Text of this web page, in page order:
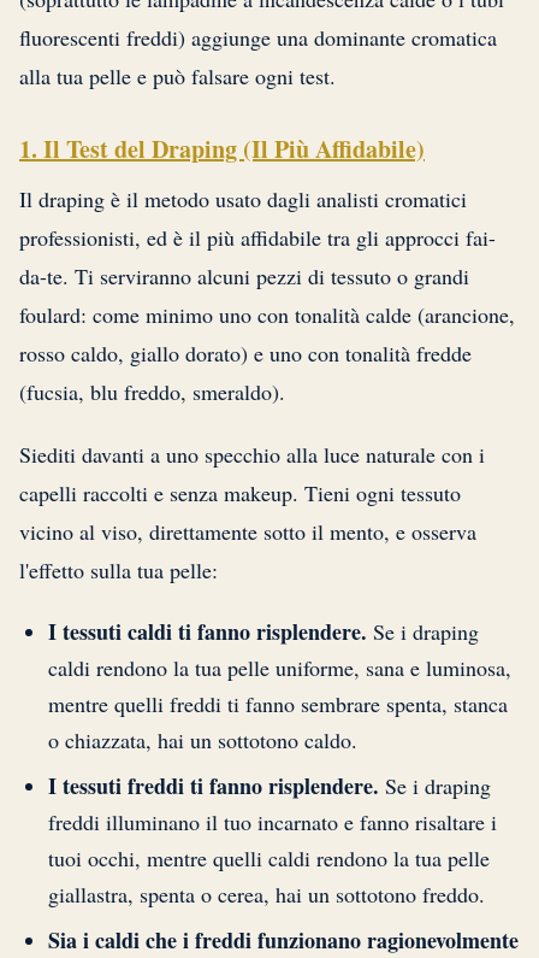
fluorescenti freddi) aggiunge una dominante cromatica
alla tua pelle e può falsare ogni test.
1. Il Test del Draping (Il Più Affidabile)
Il draping è il metodo usato dagli analisti cromatici
professionisti, ed è il più affidabile tra gli approcci fai-
da-te. Ti serviranno alcuni pezzi di tessuto o grandi
foulard: come minimo uno con tonalità calde (arancione,
rosso caldo, giallo dorato) e uno con tonalità fredde
(fucsia, blu freddo, smeraldo).
Siediti davanti a uno specchio alla luce naturale con i
capelli raccolti e senza makeup. Tieni ogni tessuto
vicino al viso, direttamente sotto il mento, e osserva
l'effetto sulla tua pelle:
I tessuti caldi ti fanno risplendere. Se i draping
caldi rendono la tua pelle uniforme, sana e luminosa,
mentre quelli freddi ti fanno sembrare spenta, stanca
o chiazzata, hai un sottotono caldo.
I tessuti freddi ti fanno risplendere. Se i draping
freddi illuminano il tuo incarnato e fanno risaltare i
tuoi occhi, mentre quelli caldi rendono la tua pelle
giallastra, spenta o cerea, hai un sottotono freddo.
Sia i caldi che i freddi funzionano ragionevolmente